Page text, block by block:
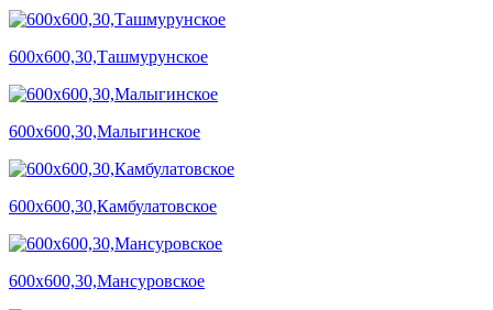
600х600,30,Ташмурунское
600х600,30,Малыгинское
600х600,30,Камбулатовское
600х600,30,Мансуровское